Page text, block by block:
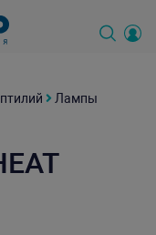
Лампы